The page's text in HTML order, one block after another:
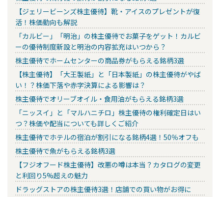
【ジェリービーンズ株主優待】靴・アイスのプレゼントが復
活！株価動向も解説
「カルビー」「明治」の株主優待でお菓子をゲット！カルビ
ーの優待制度新設と明治の内容拡充はいつから？
株主優待でホームセンターの商品券がもらえる銘柄3選
【株主優待】「大王製紙」と「日本製紙」の株主優待がやば
い！？株価下落や赤字決算による影響は？
株主優待でオリーブオイル・食用油がもらえる銘柄3選
「ニッスイ」と「マルハニチロ」株主優待の権利確定日はい
つ？株価や配当についても詳しくご紹介
株主優待でホテルの宿泊が割引になる銘柄4選！50％オフも
株主優待で魚がもらえる銘柄3選
【フジオフード株主優待】改悪の噂は本当？カタログの変更
と利回り5%超えの魅力
ドラッグストアの株主優待3選！店舗での買い物がお得に